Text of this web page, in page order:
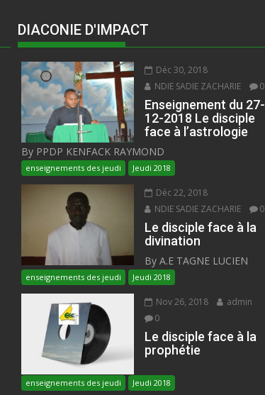
DIACONIE D'IMPACT
Déc 30, 2018
NDIE SADIE ZACHARIE
0
Enseignement du 27-
12-2018 Le disciple
face à l’astrologie
By PPDP KENFACK RAYMOND
enseignements des jeudi Jeudi 2018
Déc 22, 2018
NDIE SADIE ZACHARIE
0
Le disciple face à la
divination
By A.E TAGNE LUCIEN
enseignements des jeudi Jeudi 2018
Nov 26, 2018
admin
0
Le disciple face à la
prophétie
enseignements des jeudi Jeudi 2018